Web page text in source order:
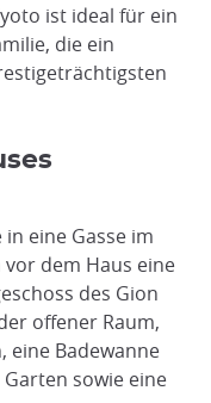
ist ideal für ein
die ein
eine Gasse im
dem Haus eine
des Gion
offener Raum,
eine Badewanne
sowie eine